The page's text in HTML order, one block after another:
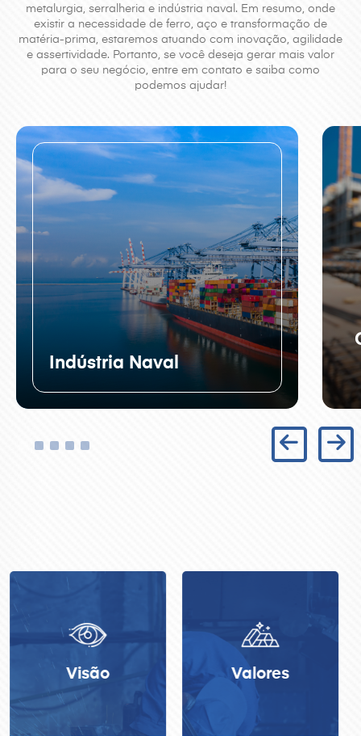
metalurgia, serralheria e indústria naval. Em resumo, onde
existir a necessidade de ferro, aço e transformação de
matéria-prima, estaremos atuando com inovação, agilidade
e assertividade. Portanto, se você deseja gerar mais valor
para o seu negócio, entre em contato e saiba como
podemos ajudar!
Indústria Naval
Valores Missão